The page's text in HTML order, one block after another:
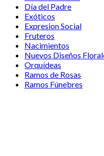
Día del Padre
Exóticos
Expresion Social
Fruteros
Nacimientos
Nuevos Diseños
Orquídeas
Ramos de Rosas
Ramos Fúnebres